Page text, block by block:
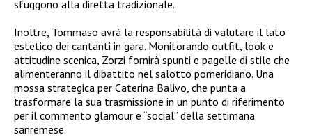
sfuggono alla diretta tradizionale.
Inoltre, Tommaso avrà la responsabilità di valutare il lato
estetico dei cantanti in gara. Monitorando outfit, look e
attitudine scenica, Zorzi fornirà spunti e pagelle di stile che
alimenteranno il dibattito nel salotto pomeridiano. Una
mossa strategica per Caterina Balivo, che punta a
trasformare la sua trasmissione in un punto di riferimento
per il commento glamour e “social” della settimana
sanremese.